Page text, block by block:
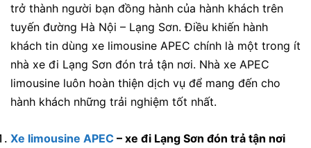
trở thành người bạn đồng hành của hành khách trên
tuyến đường Hà Nội – Lạng Sơn. Điều khiến hành
khách tin dùng xe limousine APEC chính là một trong ít
nhà xe đi Lạng Sơn đón trả tận nơi. Nhà xe APEC
limousine luôn hoàn thiện dịch vụ để mang đến cho
hành khách những trải nghiệm tốt nhất.
Xe limousine APEC – xe đi Lạng Sơn đón trả tận nơi